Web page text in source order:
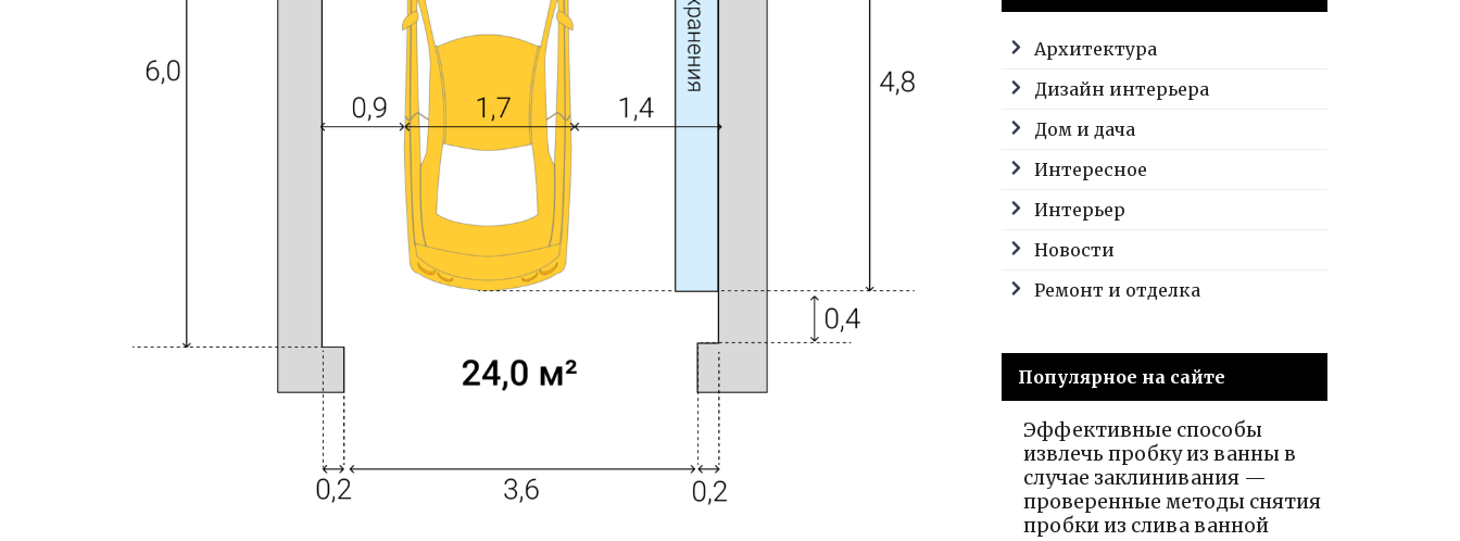
Архитектура
Дизайн интерьера
Дом и дача
Интересное
Интерьер
Новости
Ремонт и отделка
Популярное на сайте
Эффективные способы
извлечь пробку из ванны в
случае заклинивания —
проверенные методы снятия
пробки из слива ванной